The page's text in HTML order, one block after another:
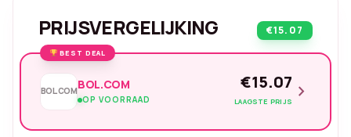
PRIJSVERGELIJKING €15.07
BEST DEAL
BOL.COMBOL.COM
OP VOORRAAD
€15.07
LAAGSTE PRIJS chevron_right